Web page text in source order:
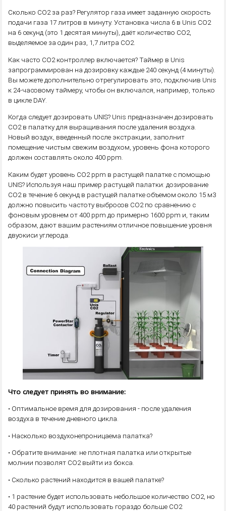
Сколько CO2 за раз? Регулятор газа имеет заданную скорость
подачи газа 17 литров в минуту. Установка числа 6 в Unis CO2
на 6 секунд (это 1 десятая минуты), даёт количество CO2,
выделяемое за один раз, 1,7 литра CO2.
Как часто CO2 контроллер включается? Таймер в Unis
запрограммирован на дозировку каждые 240 секунд (4 минуты).
Вы можете дополнительно отрегулировать это, подключив Unis
к 24-часовому таймеру, чтобы он включался, например, только
в цикле DAY.
Когда следует дозировать UNIS? Unis предназначен дозировать
CO2 в палатку для выращивания после удаления воздуха.
Новый воздух, введенный после экстракции, заполнит
помещение чистым свежим воздухом, уровень фона которого
должен составлять около 400 ppm.
Каким будет уровень СО2 ppm в растущей палатке с помощью
UNIS? Используя наш пример растущей палатки: дозирование
СО2 в течение 6 секунд в растущей палатке объемом около 15 м3
должно повысить частоту выбросов СО2 по сравнению с
фоновым уровнем от 400 ppm до примерно 1600 ppm и, таким
образом, дают вашим растениям отличное повышение уровня
двуокиси углерода.
Что следует принять во внимание:
• Оптимальное время для дозирования - после удаления
воздуха в течение дневного цикла.
• Насколько воздухонепроницаема палатка?
• Обратите внимание: не плотная палатка или открытые
молнии позволят СО2 выйти из бокса.
• Сколько растений находится в вашей палатке?
• 1 растение будет использовать небольшое количество CO2, но
40 растений будут использовать гораздо больше CO2